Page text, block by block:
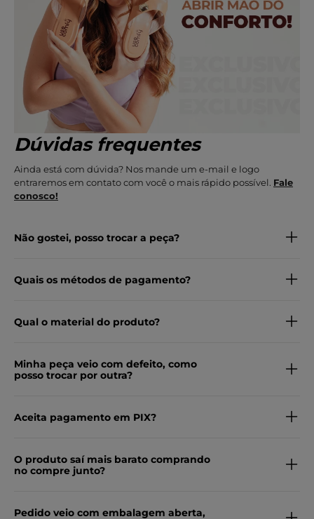
Dúvidas frequentes
Ainda está com dúvida? Nos mande um e-mail e logo
entraremos em contato com você o mais rápido possível. Fale
conosco!
Não gostei, posso trocar a peça?
Quais os métodos de pagamento?
Qual o material do produto?
Minha peça veio com defeito, como
posso trocar por outra?
Aceita pagamento em PIX?
O produto saí mais barato comprando
no compre junto?
Pedido veio com embalagem aberta,